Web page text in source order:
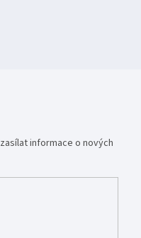
informace o nových